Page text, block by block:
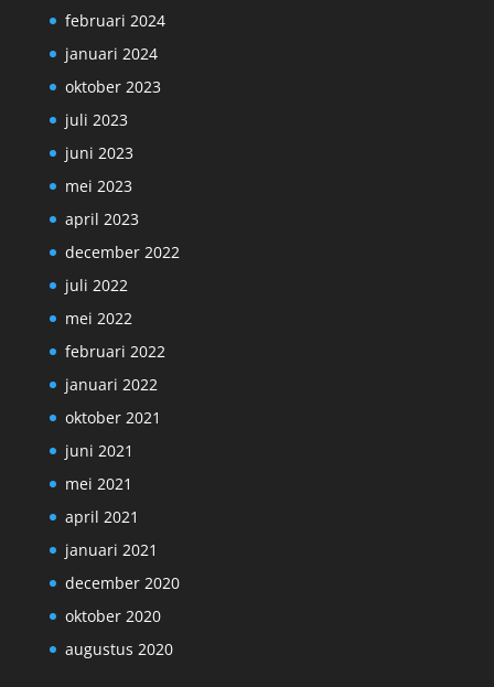
februari 2024
januari 2024
oktober 2023
juli 2023
juni 2023
mei 2023
april 2023
december 2022
juli 2022
mei 2022
februari 2022
januari 2022
oktober 2021
juni 2021
mei 2021
april 2021
januari 2021
december 2020
oktober 2020
augustus 2020